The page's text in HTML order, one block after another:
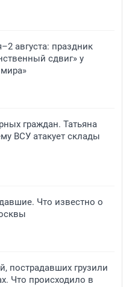
августа: праздник
сдвиг» у
граждан. Татьяна
ВСУ атакует склады
Что известно о
пострадавших грузили
Что происходило в